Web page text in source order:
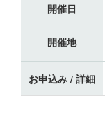
開催日
開催地
お申込み / 詳細